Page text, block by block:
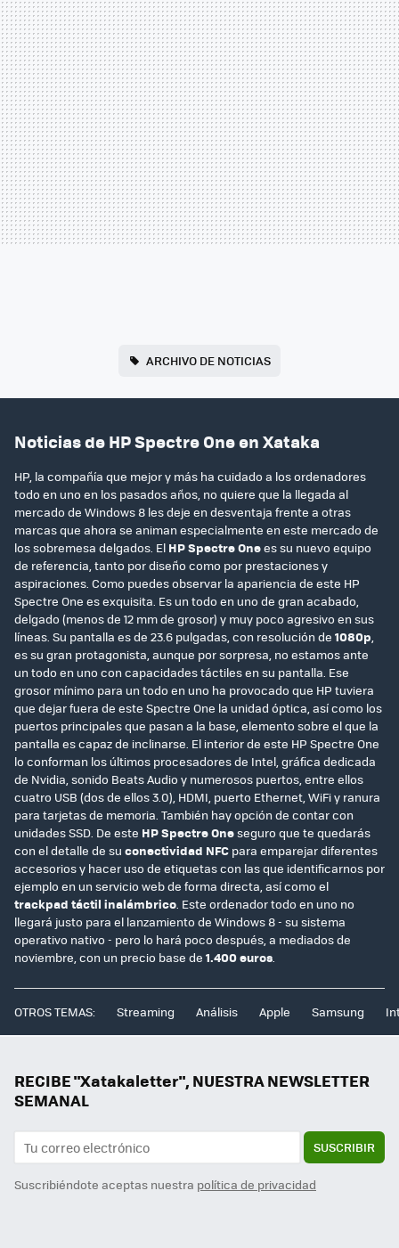
ARCHIVO DE NOTICIAS
Noticias de HP Spectre One en Xataka
HP, la compañía que mejor y más ha cuidado a los ordenadores
todo en uno en los pasados años, no quiere que la llegada al
mercado de Windows 8 les deje en desventaja frente a otras
marcas que ahora se animan especialmente en este mercado de
los sobremesa delgados. El HP Spectre Onees su nuevo equipo
de referencia, tanto por diseño como por prestaciones y
aspiraciones. Como puedes observar la apariencia de este HP
Spectre One es exquisita. Es un todo en uno de gran acabado,
delgado (menos de 12 mm de grosor) y muy poco agresivo en sus
líneas. Su pantalla es de 23.6 pulgadas, con resolución de 1080p
es su gran protagonista, aunque por sorpresa, no estamos ante
un todo en uno con capacidades táctiles en su pantalla. Ese
grosor mínimo para un todo en uno ha provocado que HP tuviera
que dejar fuera de este Spectre One la unidad óptica, así como los
puertos principales que pasan a la base, elemento sobre el que la
pantalla es capaz de inclinarse. El interior de este HP Spectre One
lo conforman los últimos procesadores de Intel, gráfica dedicada
de Nvidia, sonido Beats Audio y numerosos puertos, entre ellos
cuatro USB (dos de ellos 3.0), HDMI, puerto Ethernet, WiFi y ranura
para tarjetas de memoria. También hay opción de contar con
unidades SSD. De este HP Spectre Oneseguro que te quedarás
con el detalle de su conectividad NFC para emparejar diferentes
accesorios y hacer uso de etiquetas con las que identificarnos por
ejemplo en un servicio web de forma directa, así como el
trackpad táctil inalámbrico . Este ordenador todo en uno no
llegará justo para el lanzamiento de Windows 8 - su sistema
operativo nativo - pero lo hará poco después, a mediados de
noviembre, con un precio base de 1.400 euros
OTROS TEMAS: Streaming Análisis Apple Samsung
RECIBE "Xatakaletter", NUESTRA NEWSLETTER
SEMANAL
SUSCRIBIR
Suscribiéndote aceptas nuestra política de privacidad